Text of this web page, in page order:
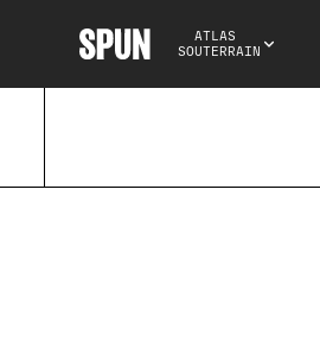
ATLAS
SOUTERRAIN